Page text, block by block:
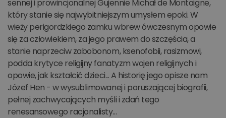
sennej i prowincjonalnej Gujennie Michał de Montaigne,
który stanie się najwybitniejszym umysłem epoki. W
wieży perigordzkiego zamku wbrew ówczesnym opowie
się za człowiekiem, za jego prawem do szczęścia, a
stanie naprzeciw zabobonom, ksenofobii, rasizmowi,
podda krytyce religijny fanatyzm wojen religijnych i
opowie, jak kształcić dzieci... A historię jego opisze nam
Józef Hen - w wysublimowanej i poruszającej biografii,
pełnej zachwycających myśli i zdań tego
renesansowego racjonalisty...